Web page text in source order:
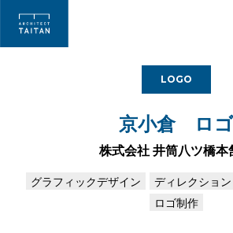
LOGO
京小倉 ロゴ
株式会社 井筒八ツ橋本
グラフィックデザイン ディレクション
ロゴ制作